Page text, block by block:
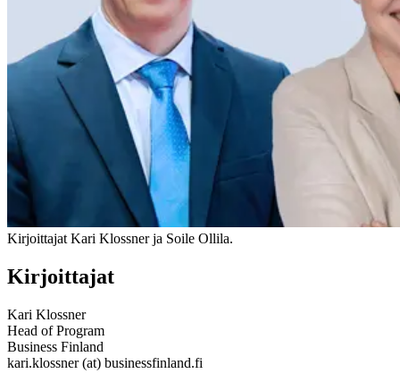
Kirjoittajat Kari Klossner ja Soile Ollila.
Kirjoittajat
Kari Klossner
Head of Program
Business Finland
kari.klossner (at) businessfinland.fi